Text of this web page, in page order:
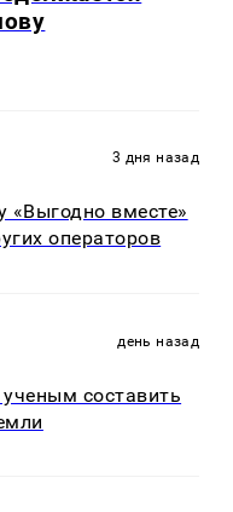
3 дня назад
«Выгодно вместе»
операторов
день назад
составить